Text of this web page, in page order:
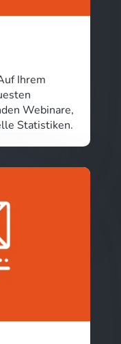
Ihrem
Webinare,
Statistiken.